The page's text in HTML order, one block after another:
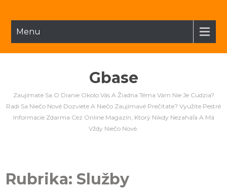
Menu
Gbase
Zaujímate Sa O Dianie Okolo Vás A Žiadna Téma Vám Nie Je Cudzia?
Radi Sa Niečo Nové Dozviete A Niečo Zaujímavé Prečítate? Využite Pestré
Informácie Zdarma Cez Online Magazín, Ktorý Nikdy Nezaháľa A Má
Vždy Niečo Nové.
Rubrika:Služby